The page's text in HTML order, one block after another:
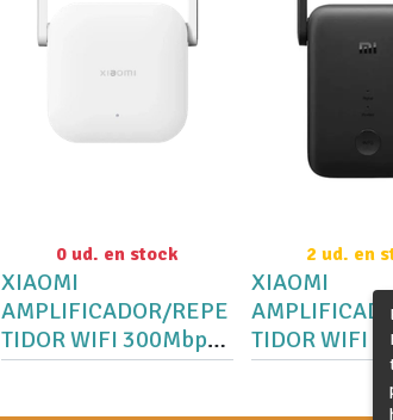
0 ud. en stock
XIAOMI
AMPLIFICADOR/REPE
TIDOR WIFI 300Mbps
N300 BLANCO
2 ud. en
XIAOMI
TIDOR